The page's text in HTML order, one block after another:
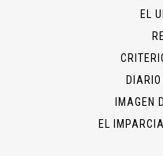
EL
IMAGEN
EL